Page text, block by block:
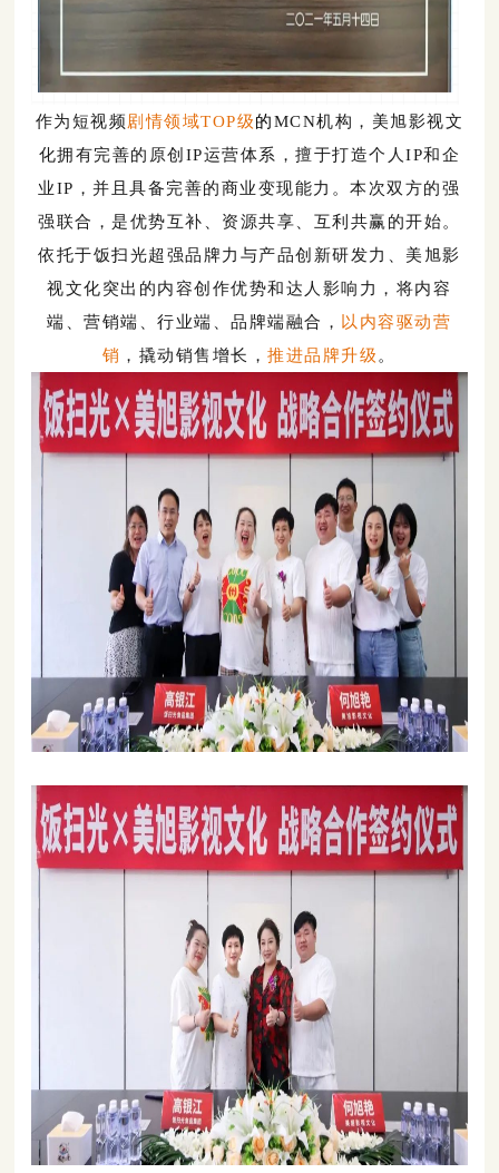
作为短视频剧情领域TOP级的MCN机构，美旭影视文
化拥有完善的原创IP运营体系，擅于打造个人IP和企
业IP，并且具备完善的商业变现能力。本次双方的强
强联合，是优势互补、资源共享、互利共赢的开始。
依托于饭扫光超强品牌力与产品创新研发力、美旭影
视文化突出的内容创作优势和达人影响力，将内容
端、营销端、行业端、品牌端融合， 以内容驱动营
销 ，撬动销售增长，推进品牌升级 。